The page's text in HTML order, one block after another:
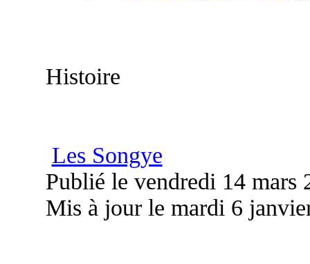
Histoire
Les Songye
Publié le vendredi 14 mars
Mis à jour le mardi 6